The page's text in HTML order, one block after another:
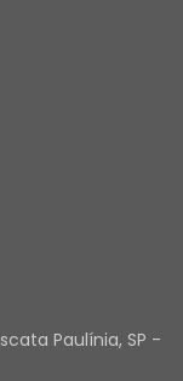
Paulínia, SP -